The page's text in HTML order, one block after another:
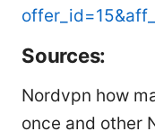
Sources:
Nordvpn how
once and other